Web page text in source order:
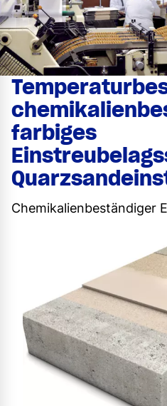
farbiges
Chemikalienbeständiger